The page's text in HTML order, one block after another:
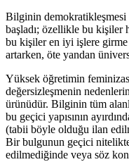
Bilginin demokratikleşmesi
başladı; özellikle bu kişiler
bu kişiler en iyi işlere
artarken, öte yandan
Yüksek öğretimin
değersizleşmenin
ürünüdür. Bilginin tüm
bu geçici yapısının
(tabii böyle olduğu ilan
Bir bulgunun geçici
edilmediğinde veya söz